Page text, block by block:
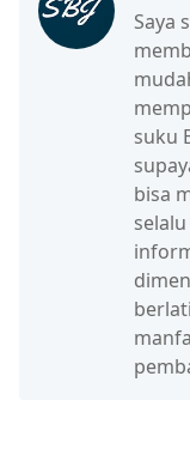
Saya
suku
bisa